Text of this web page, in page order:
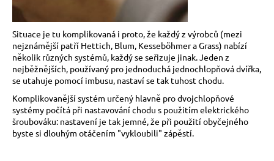
Situace je tu komplikovaná i proto, že každý z výrobců (mezi
nejznámější patří Hettich, Blum, Kesseböhmer a Grass) nabízí
několik různých systémů, každý se seřizuje jinak. Jeden z
nejběžnějších, používaný pro jednoduchá jednochlopňová dvířka,
se utahuje pomocí imbusu, nastaví se tak tuhost chodu.
Komplikovanější systém určený hlavně pro dvojchlopňové
systémy počítá při nastavování chodu s použitím elektrického
šroubováku: nastavení je tak jemné, že při použití obyčejného
byste si dlouhým otáčením "vykloubili" zápěstí.